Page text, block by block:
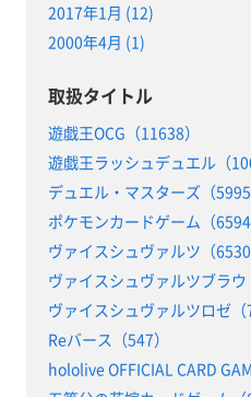
2017年1月 (12)
2000年4月 (1)
取扱タイトル
遊戯王OCG（11638）
遊戯王ラッシュデュエル（
デュエル・マスターズ（5995
ポケモンカードゲーム（6594
ヴァイスシュヴァルツ（6530
ヴァイスシュヴァルツブラウ
ヴァイスシュヴァルツロゼ（
Reバース（547）
hololive OFFICIAL CARD